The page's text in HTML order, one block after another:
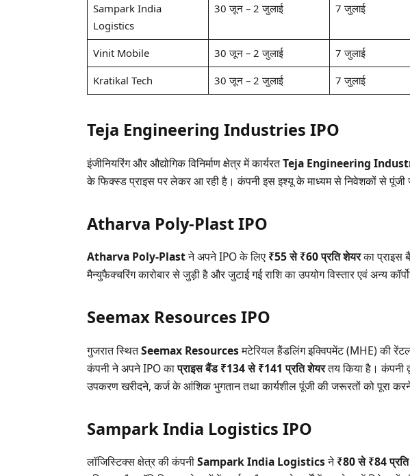
Sampark India
Logistics
30 जून – 2 जुलाई 7 जुलाई
Vinit Mobile 30 जून – 2 जुलाई 7 जुलाई
Kratikal Tech
30 जून – 2 जुलाई 7 जुलाई
Teja Engineering Industries IPO
इंजीनियरिंग और औद्योगिक विनिर्माण क्षेत्र में कार्यरतTeja Engineering
के फिक्स्ड प्राइस पर लेकर आ रही है। कंपनी इस इश्यू के माध्यम से निवेशकों से पूंजी
Atharva Poly-Plast IPO
Atharva Poly-Plastने अपने IPO के लिए ₹55 से ₹60 प्रति शेयरका प्राइस
मैन्युफैक्चरिंग कारोबार से जुड़ी है और जुटाई गई राशि का उपयोग विस्तार एवं अन्य
Seemax Resources IPO
गुजरात स्थितSeemax Resourcesमटेरियल हैंडलिंग इक्विपमेंट (MHE) की
कंपनी ने अपने IPO काप्राइस बैंड ₹134 से ₹141 प्रति शेयरतय किया है। कंपनी
उपकरण खरीदने, कर्ज के आंशिक भुगतान तथा कार्यशील पूंजी की जरूरतों को पूरा
Sampark India Logistics IPO
लॉजिस्टिक्स क्षेत्र की कंपनीSampark India Logisticsने₹80 से ₹84